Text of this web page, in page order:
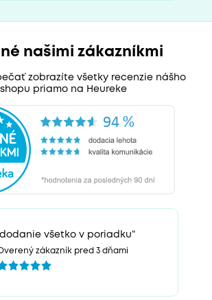
našimi zákazníkmi
zobrazíte všetky recenzie nášho
priamo na Heureke
dodanie všetko v poriadku“
zákazník pred 3 dňami